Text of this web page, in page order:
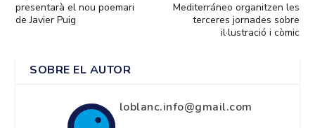
presentarà el nou poemari
de Javier Puig
Mediterráneo organitzen les
terceres jornades sobre
il·lustració i còmic
SOBRE EL AUTOR
loblanc.info@gmail.com